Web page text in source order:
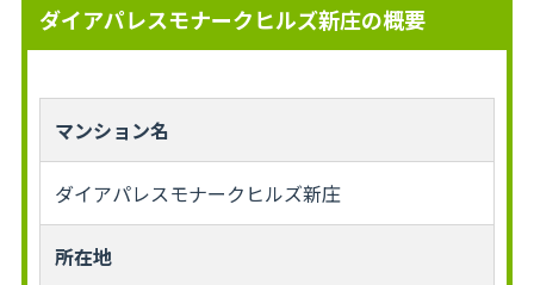
ダイアパレスモナークヒルズ新庄の概要
マンション名
ダイアパレスモナークヒルズ新庄
所在地